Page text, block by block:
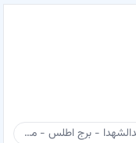
کرمان - خیابان استقلال - جنب بیمارستان سیدالشهدا - برج اطلس - مطب دکتر اله یار سجادی